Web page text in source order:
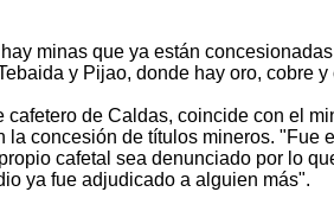
minas que ya están
y Pijao, donde hay oro, cobre y
de Caldas, coincide con el
concesión de títulos mineros. "Fue
cafetal sea denunciado por lo
ya fue adjudicado a alguien más".